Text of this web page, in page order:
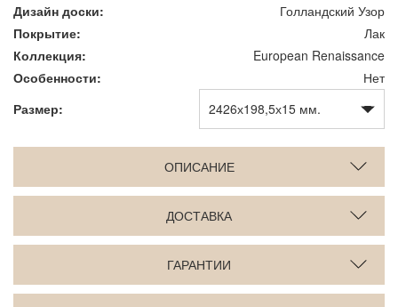
Дизайн доски:
Голландский Узор
Покрытие:
Лак
Коллекция:
European Renaissance
Особенности:
Нет
Размер:
ОПИСАНИЕ
ДОСТАВКА
ГАРАНТИИ